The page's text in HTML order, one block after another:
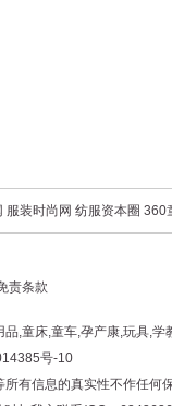
服装时尚网 纺服资本圈 360
责条款
童床,童车,孕产康,玩具,学
号-10
有信息的真实性不作任